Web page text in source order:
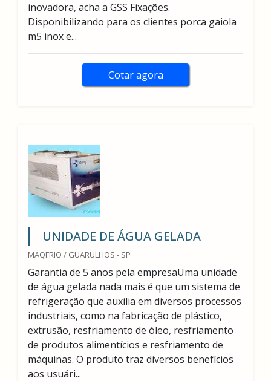
inovadora, acha a GSS Fixações.
Disponibilizando para os clientes porca gaiola
m5 inox e...
Cotar agora
UNIDADE DE ÁGUA GELADA
MAQFRIO / GUARULHOS - SP
Garantia de 5 anos pela empresaUma unidade
de água gelada nada mais é que um sistema de
refrigeração que auxilia em diversos processos
industriais, como na fabricação de plástico,
extrusão, resfriamento de óleo, resfriamento
de produtos alimentícios e resfriamento de
máquinas. O produto traz diversos benefícios
aos usuári...